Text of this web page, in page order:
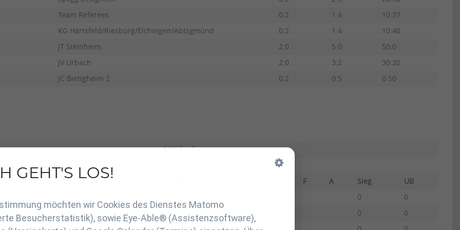
Team Referees 0:2 1:4
10:37
KG Härtsfeld/Riesbürg/Elchingen/Abtsgmünd 0:2 1:4
10:40
JT Steinheim 2:0 5:0
50:0
JV Urbach 2:0 3:2
30:20
JC Bietigheim 2 0:2 0:5 0:50
JV Urbach
A Sieg UB F A Sieg
UB
0
0
Guancialino, Luca 0
0
GEHT'S LOS!
möchten wir Cookies des Dienstes Matomo
Besucherstatistik), sowie Eye-Able® (Assistenzsoftware),